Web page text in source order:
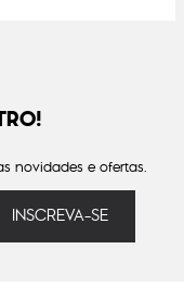
novidades e ofertas.